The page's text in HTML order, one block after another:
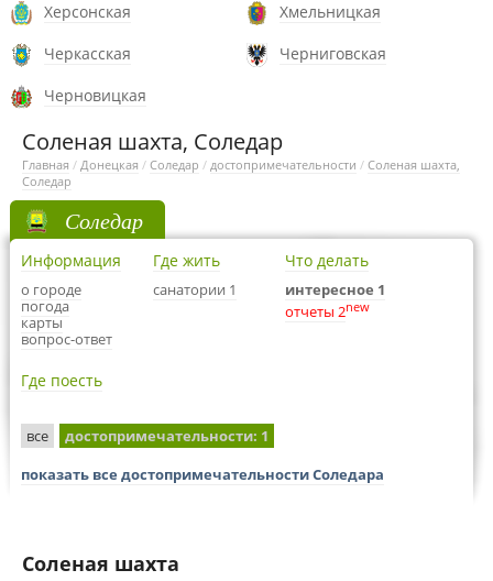
Херсонская
Хмельницкая
Черкасская
Черниговская
Черновицкая
Соленая шахта, Соледар
Главная / Донецкая / Соледар / достопримечательности / Соленая шахта,
Соледар
Соледар
Информация
о городе
погода
карты
вопрос-ответ
Где жить
санатории 1
Что делать
интересное 1
отчеты 2new
Где поесть
все достопримечательности: 1
показать все достопримечательности Соледара
Соленая шахта